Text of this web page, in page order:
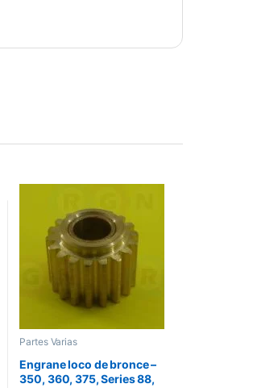
Partes Varias
Engrane loco de bronce –
350, 360, 375, Series 88,